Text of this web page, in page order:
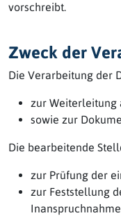
vorschreibt.
Zweck der
Die Verarbeitung der
zur Weiterleitung
sowie zur
Die bearbeitende
zur Prüfung der
zur Feststellung